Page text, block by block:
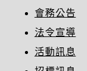
會務公告
法令宣導
活動訊息